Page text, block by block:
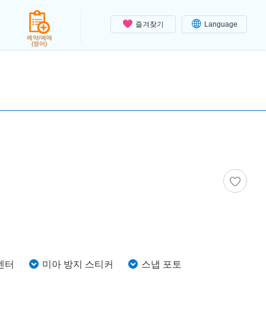
즐겨찾기 Language
예약/예매
(영어)
터 미아 방지 스티커 스냅 포토